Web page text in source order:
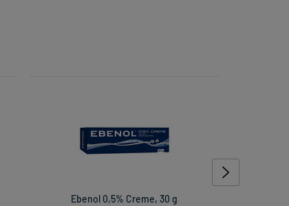
Ebenol 0,5% Creme, 30 g